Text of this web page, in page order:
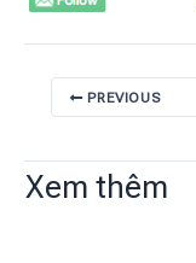
PREVIOUS
Xem thêm